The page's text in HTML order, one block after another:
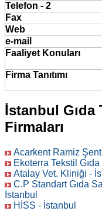
Telefon - 2
Fax
Web
e-mail
Faaliyet Konuları
Firma Tanıtımı
İstanbul Gıda
Firmaları
Acarkent Ramiz
Ekoterra Tekstil
Atalay Vet. Kliniği -
C.P Standart Gıda
İstanbul
HİSS - İstanbul